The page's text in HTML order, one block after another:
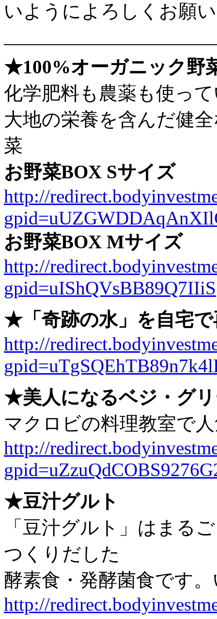
いようによろしくお願
★100%オーガニック野
化学肥料も農薬も使っ
大地の栄養を含んだ健
菜
お野菜BOX Sサイズ
http://
お野菜BOX Mサイズ
http://
gpid=uIShQVsBB89Q7IIiS
★「奇跡の水」を自宅
http://
★美人になるベジ・グ
マクロビの料理教室で
http://
★豆汁グルト
「豆汁グルト」はまる
つくりだした
酵素食・発酵菌食です
http://